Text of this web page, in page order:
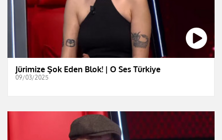
Jürimize Şok Eden Blok! | O Ses Türkiye
09/03/2025